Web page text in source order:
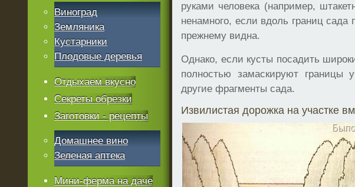
руками человека (например,
ненамного, если вдоль границ сада
прежнему видна.
Однако, если кусты посадить
полностью замаскируют
другие фрагменты сада.
Извилистая дорожка на участке
Виноград
Земляника
Кустарники
Плодовые деревья
Отдыхаем вкусно
Секреты обрезки
Заготовки - рецепты
Домашнее вино
Зеленая аптека
Мини-ферма на даче